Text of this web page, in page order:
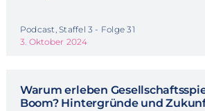
Podcast, Staffel 3 - Folge 31
3. Oktober 2024
Warum erleben
Boom? Hintergründe und